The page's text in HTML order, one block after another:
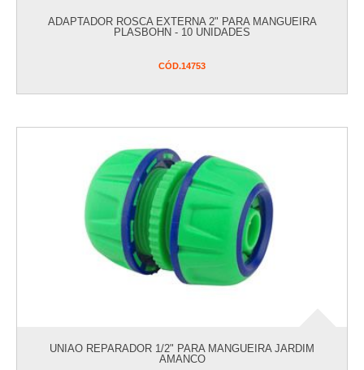
ADAPTADOR ROSCA EXTERNA 2" PARA MANGUEIRA
PLASBOHN - 10 UNIDADES
CÓD.14753
UNIAO REPARADOR 1/2" PARA MANGUEIRA JARDIM
AMANCO